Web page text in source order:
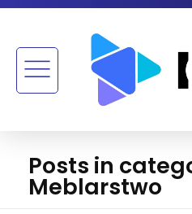
Posts in
Meblarstwo